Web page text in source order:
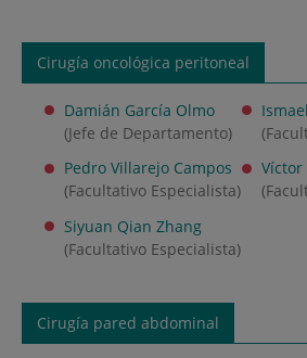
Cirugía oncológica peritoneal
Damián García Olmo
(Jefe de Departamento)
Pedro Villarejo Campos
(Facultativo Especialista)
Víctor
Siyuan Qian Zhang
(Facultativo Especialista)
Cirugía pared abdominal